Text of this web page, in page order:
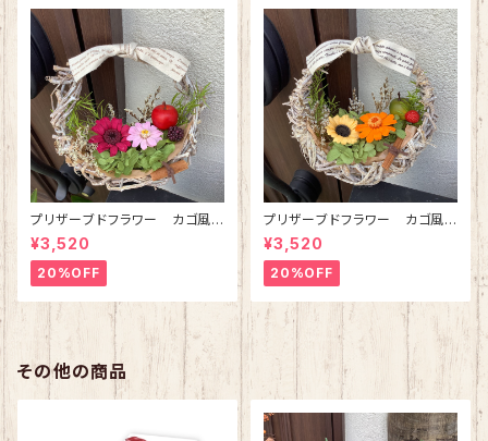
プリザーブドフラワー カゴ風リ
ースブーケ(ピンク)
¥3,520
20%OFF
プリザーブドフラワー カゴ風リ
ースブーケ(オレンジ)
¥3,520
20%OFF
その他の商品